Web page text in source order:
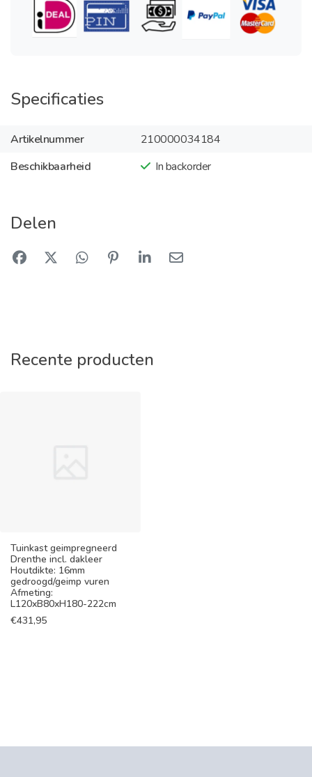
Specificaties
Artikelnummer
210000034184
Beschikbaarheid
In backorder
Delen
Recente producten
Tuinkast geimpregneerd
Drenthe incl. dakleer
Houtdikte: 16mm
gedroogd/geimp vuren
Afmeting:
L120xB80xH180-222cm
€431,95